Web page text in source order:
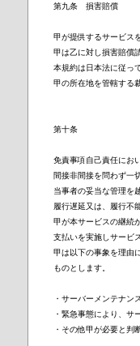
第九条　損害賠償
甲が提供するサービス
甲は乙に対し損害賠償
本規約は日本法に従っ
甲の所在地を管轄する
第十条
免責事項自己責任にお
間接非間接を問わず一
当事者の妥当な管理を
履行遅延又は、履行不
甲が本サービスの継続
支払いを実施しサービ
甲は以下の事象を理由
ものとします。
・サーバーメンテナン
・緊急事態により、サ